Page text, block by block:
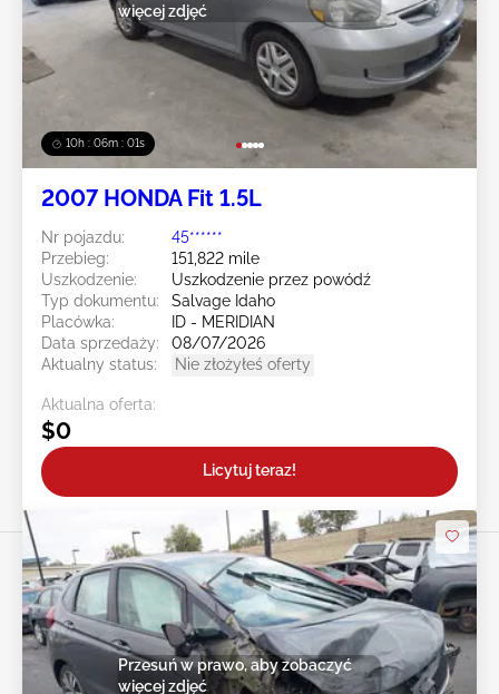
10h : 05m : 59s
więcej zdjęć
2007 HONDA Fit 1.5L
Nr pojazdu:
45******
Przebieg:
151,822 mile
Uszkodzenie:
Uszkodzenie przez powódź
Typ dokumentu:
Salvage Idaho
Placówka:
ID - MERIDIAN
Data sprzedaży:
08/07/2026
Aktualny status:
Nie złożyłeś oferty
Aktualna oferta:
$0
Licytuj teraz!
Przesuń w prawo, aby zobaczyć
więcej zdjęć